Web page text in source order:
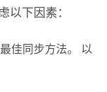
以下因素：
佳同步方法。 以